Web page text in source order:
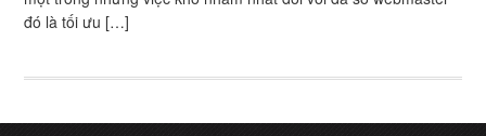
đó là tối ưu […]